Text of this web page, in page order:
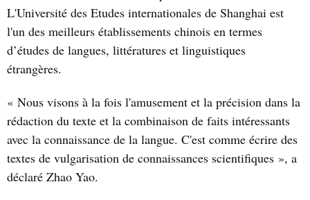
L'Université des Etudes internationales de Shanghai est
l'un des meilleurs établissements chinois en termes
d’études de langues, littératures et linguistiques
étrangères.
« Nous visons à la fois l'amusement et la précision dans la
rédaction du texte et la combinaison de faits intéressants
avec la connaissance de la langue. C'est comme écrire des
textes de vulgarisation de connaissances scientifiques », a
déclaré Zhao Yao.